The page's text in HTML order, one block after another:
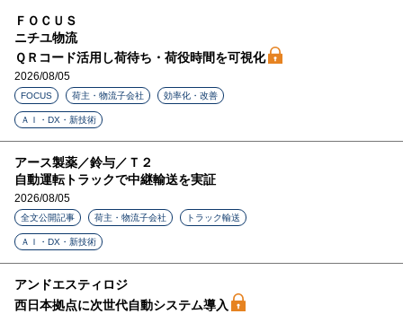
ＦＯＣＵＳ
ニチユ物流
ＱＲコード活用し荷待ち・荷役時間を可視化
2026/08/05
FOCUS 荷主・物流子会社 効率化・改善
ＡＩ・DX・新技術
アース製薬／鈴与／Ｔ２
自動運転トラックで中継輸送を実証
2026/08/05
全文公開記事 荷主・物流子会社 トラック輸送
ＡＩ・DX・新技術
アンドエスティロジ
西日本拠点に次世代自動システム導入